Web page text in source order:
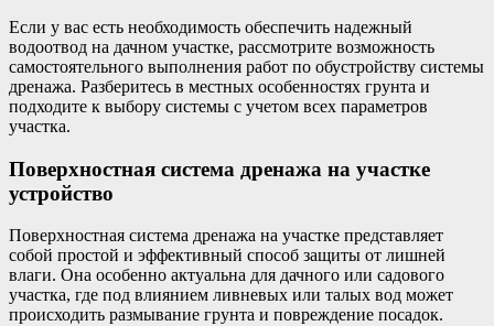
Если у вас есть необходимость обеспечить надежный
водоотвод на дачном участке, рассмотрите возможность
самостоятельного выполнения работ по обустройству системы
дренажа. Разберитесь в местных особенностях грунта и
подходите к выбору системы с учетом всех параметров
участка.
Поверхностная система дренажа на участке
устройство
Поверхностная система дренажа на участке представляет
собой простой и эффективный способ защиты от лишней
влаги. Она особенно актуальна для дачного или садового
участка, где под влиянием ливневых или талых вод может
происходить размывание грунта и повреждение посадок.